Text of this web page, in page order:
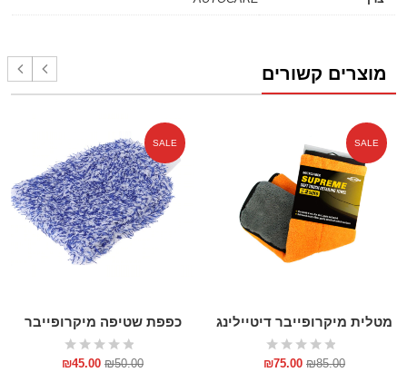
מוצרים קשורים
SALE
מטלית מיקרופייבר דיטיילינג
₪85.00
₪75.00
SALE
כפפת שטיפה מיקרופייבר
₪50.00
₪45.00